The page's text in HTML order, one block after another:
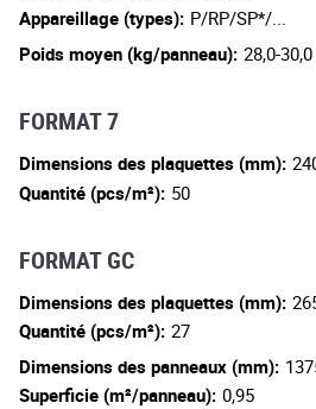
Appareillage (types): P/RP/SP*/...
Poids moyen (kg/panneau): 28,0-30,0
FORMAT 7
Dimensions des plaquettes (mm):
Quantité (pcs/m²): 50
FORMAT GC
Dimensions des plaquettes (mm):
Quantité (pcs/m²): 27
Dimensions des panneaux (mm):
Superficie (m²/panneau): 0,95